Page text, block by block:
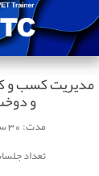
مدیریت کسب و
و
مدت: 30 ساعت
تعداد